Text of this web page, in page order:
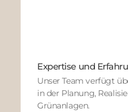
Expertise und
Unser Team verfügt
in der Planung,
Grünanlagen.